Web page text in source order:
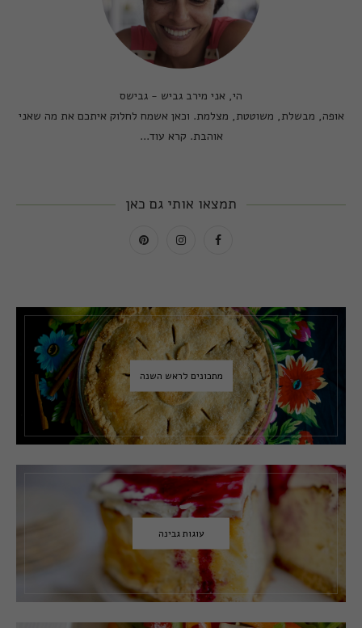
הי, אני מירב גביש - גבישס
אופה, מבשלת, משוטטת, מצלמת. וכאן אשמח לחלוק איתכם את מה שאני
אוהבת. קרא עוד...
תמצאו אותי גם כאן
מתכונים לראש השנה
עוגות גבינה